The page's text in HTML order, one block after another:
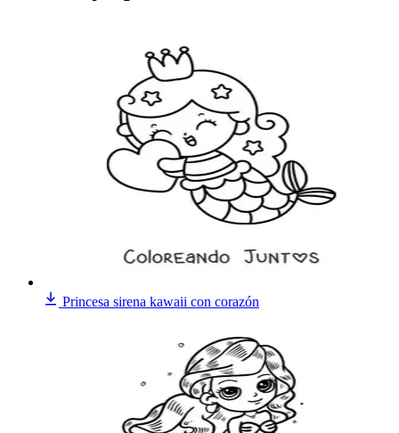
Princesa sirena kawaii con corazón